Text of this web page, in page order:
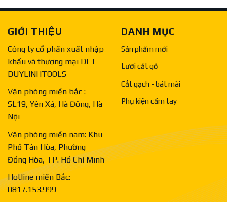
GIỚI THIỆU
Công ty cổ phần xuất nhập
khẩu và thương mại DLT-
DUYLINHTOOLS
Văn phòng miền bắc :
SL19, Yên Xá, Hà Đông, Hà
Nội
Văn phòng miền nam: Khu
Phố Tân Hòa, Phường
Đồng Hòa, TP. Hồ Chí Minh
Hotline miền Bắc:
0817.153.999
DANH MỤC
Sản phẩm mới
Lưỡi cắt gỗ
Cắt gạch - bát mài
Phụ kiện cầm tay